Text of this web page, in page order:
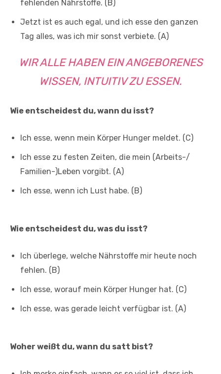
fehlenden Nährstoffe. (B)
Jetzt ist es auch egal, und ich esse den ganzen
Tag alles, was ich mir sonst verbiete. (A)
WIR ALLE HABEN EIN ANGEBORENES
WISSEN, INTUITIV ZU ESSEN.
Wie entscheidest du, wann du isst?
Ich esse, wenn mein Körper Hunger meldet. (C)
Ich esse zu festen Zeiten, die mein (Arbeits-/
Familien-)Leben vorgibt. (A)
Ich esse, wenn ich Lust habe. (B)
Wie entscheidest du, was du isst?
Ich überlege, welche Nährstoffe mir heute noch
fehlen. (B)
Ich esse, worauf mein Körper Hunger hat. (C)
Ich esse, was gerade leicht verfügbar ist. (A)
Woher weißt du, wann du satt bist?